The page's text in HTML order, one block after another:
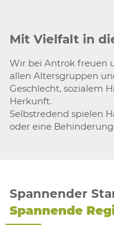
Mit Vielfalt in
Wir bei Antrok freuen
allen Altersgruppen
Geschlecht, sozialem
Herkunft.
Selbstredend spielen
oder eine
Spannender
Spannende